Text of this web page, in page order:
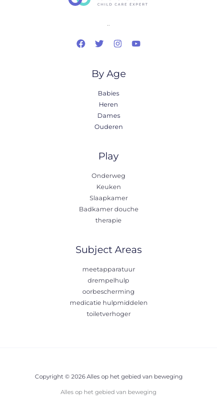
..
By Age
Babies
Heren
Dames
Ouderen
Play
Onderweg
Keuken
Slaapkamer
Badkamer douche
therapie
Subject Areas
meetapparatuur
drempelhulp
oorbescherming
medicatie hulpmiddelen
toiletverhoger
Copyright © 2026 Alles op het gebied van beweging
Alles op het gebied van beweging